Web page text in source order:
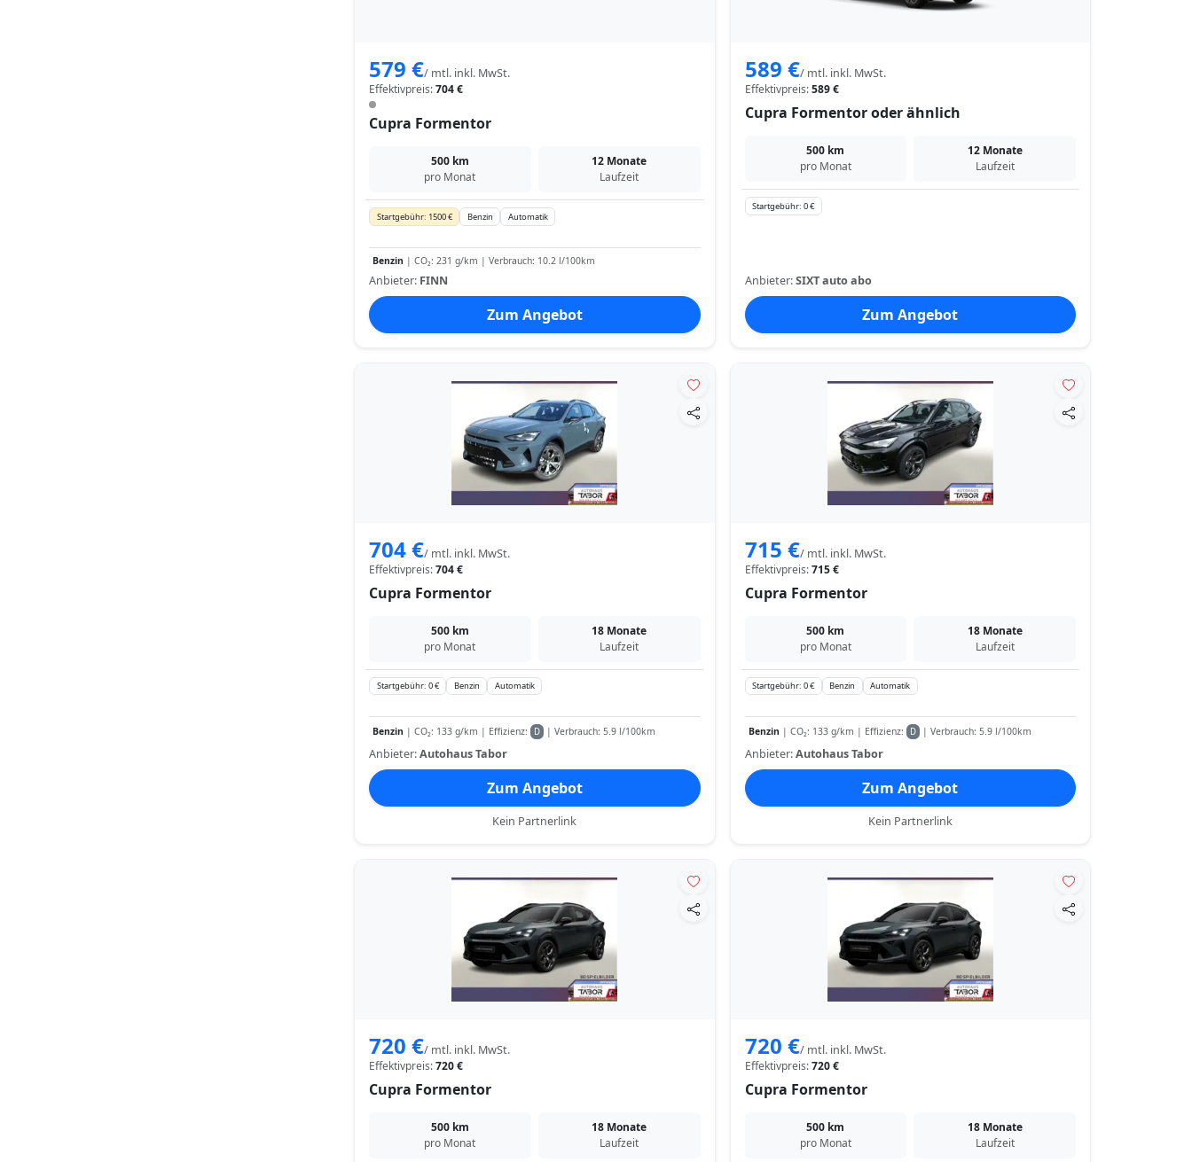
579 €/ mtl. inkl. MwSt.
Effektivpreis:704 €
Cupra Formentor
500 km
pro Monat
12 Monate
Laufzeit
Startgebühr: 1500 € Benzin Automatik
Benzin | CO₂: 231 g/km | Verbrauch: 10.2 l/100km
Anbieter: FINN
Zum Angebot
589 €/ mtl. inkl. MwSt.
Effektivpreis:589 €
Cupra Formentor oder ähnlich
500 km
pro Monat
12 Monate
Laufzeit
Startgebühr: 0 €
Anbieter:SIXT auto abo
Zum Angebot
704 €/ mtl. inkl. MwSt.
Effektivpreis:704 €
Cupra Formentor
500 km
pro Monat
18 Monate
Laufzeit
Startgebühr: 0 € Benzin Automatik
Benzin | CO₂: 133 g/km | Effizienz: D | Verbrauch: 5.9 l/100km
Anbieter:Autohaus Tabor
Zum Angebot
Kein Partnerlink
715 €/ mtl. inkl. MwSt.
Effektivpreis:715 €
Cupra Formentor
500 km
pro Monat
18 Monate
Laufzeit
Startgebühr: 0 € Benzin Automatik
Benzin | CO₂: 133 g/km | Effizienz: D | Verbrauch: 5.9 l/100km
Anbieter:Autohaus Tabor
Zum Angebot
Kein Partnerlink
720 €/ mtl. inkl. MwSt.
Effektivpreis:720 €
Cupra Formentor
500 km
pro Monat
18 Monate
Laufzeit
720 €/ mtl. inkl. MwSt.
Effektivpreis:720 €
Cupra Formentor
500 km
pro Monat
18 Monate
Laufzeit